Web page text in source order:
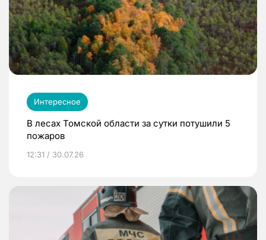
Интересное
В лесах Томской области за сутки потушили 5
пожаров
12:31 / 30.07.26